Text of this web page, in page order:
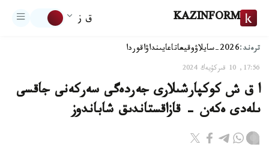
KAZINFORM ق ز
ترەند:2026-سايلاۋ وقيعاتاعايىنداۋاقوردا
17:56, 10 قىركۇيەك 2024
ا ق ش كوكپارشىلارى جەردەگى سەركەنى جاقسى
ىلەدى ەكەن - قازاقستاندىق شاباندوز